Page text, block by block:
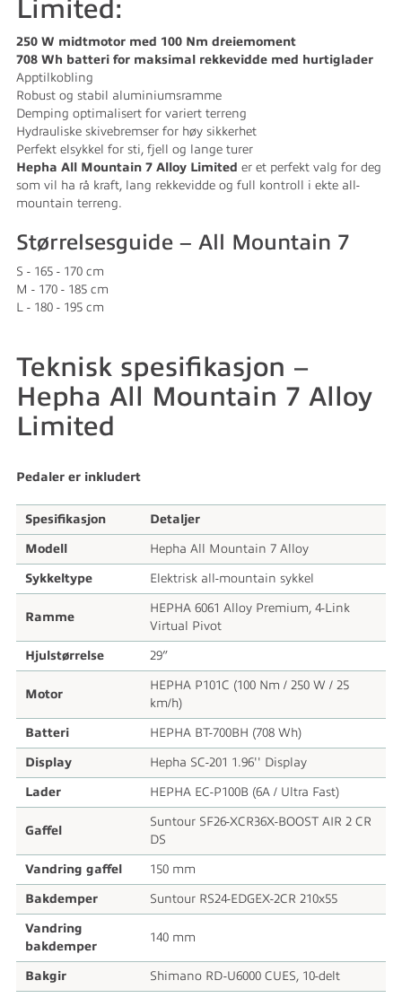
Limited:
250 W midtmotor med 100 Nm dreiemoment
708 Wh batteri for maksimal rekkevidde med hurtiglader
Apptilkobling
Robust og stabil aluminiumsramme
Demping optimalisert for variert terreng
Hydrauliske skivebremser for høy sikkerhet
Perfekt elsykkel for sti, fjell og lange turer
Hepha All Mountain 7 Alloy Limited er et perfekt valg for deg
som vil ha rå kraft, lang rekkevidde og full kontroll i ekte all-
mountain terreng.
Størrelsesguide – All Mountain 7
S - 165 - 170 cm
M - 170 - 185 cm
L - 180 - 195 cm
Teknisk spesifikasjon –
Hepha All Mountain 7 Alloy
Limited
Pedaler er inkludert
Spesifikasjon Detaljer
Modell Hepha All Mountain 7 Alloy
Sykkeltype Elektrisk all-mountain sykkel
Ramme
HEPHA 6061 Alloy Premium, 4-Link
Virtual Pivot
Hjulstørrelse 29”
Motor
HEPHA P101C (100 Nm / 250 W / 25
km/h)
Batteri HEPHA BT-700BH (708 Wh)
Display Hepha SC-201 1.96'' Display
Lader HEPHA EC-P100B (6A / Ultra Fast)
Gaffel
Suntour SF26-XCR36X-BOOST AIR 2 CR
DS
Vandring gaffel 150 mm
Bakdemper Suntour RS24-EDGEX-2CR 210x55
Vandring
bakdemper
140 mm
Bakgir Shimano RD-U6000 CUES, 10-delt